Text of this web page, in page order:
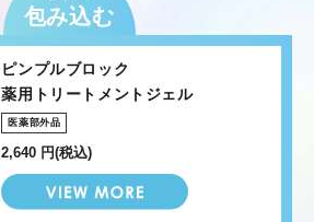
包み込む
ピンプルブロック
薬用トリートメントジェル
医薬部外品
2,640 円(税込)